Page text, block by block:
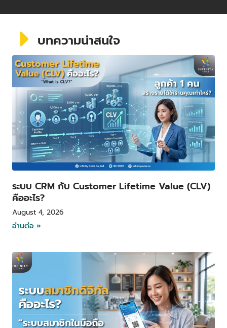
บทความน่าสนใจ
ระบบ CRM กับ Customer Lifetime Value (CLV)
คืออะไร?
August 4, 2026
อ่านต่อ »
P
a
g
e
P
a
g
e
a
g
e
a
e